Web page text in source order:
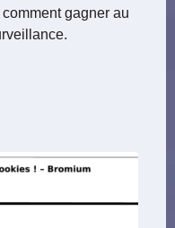
gagner au